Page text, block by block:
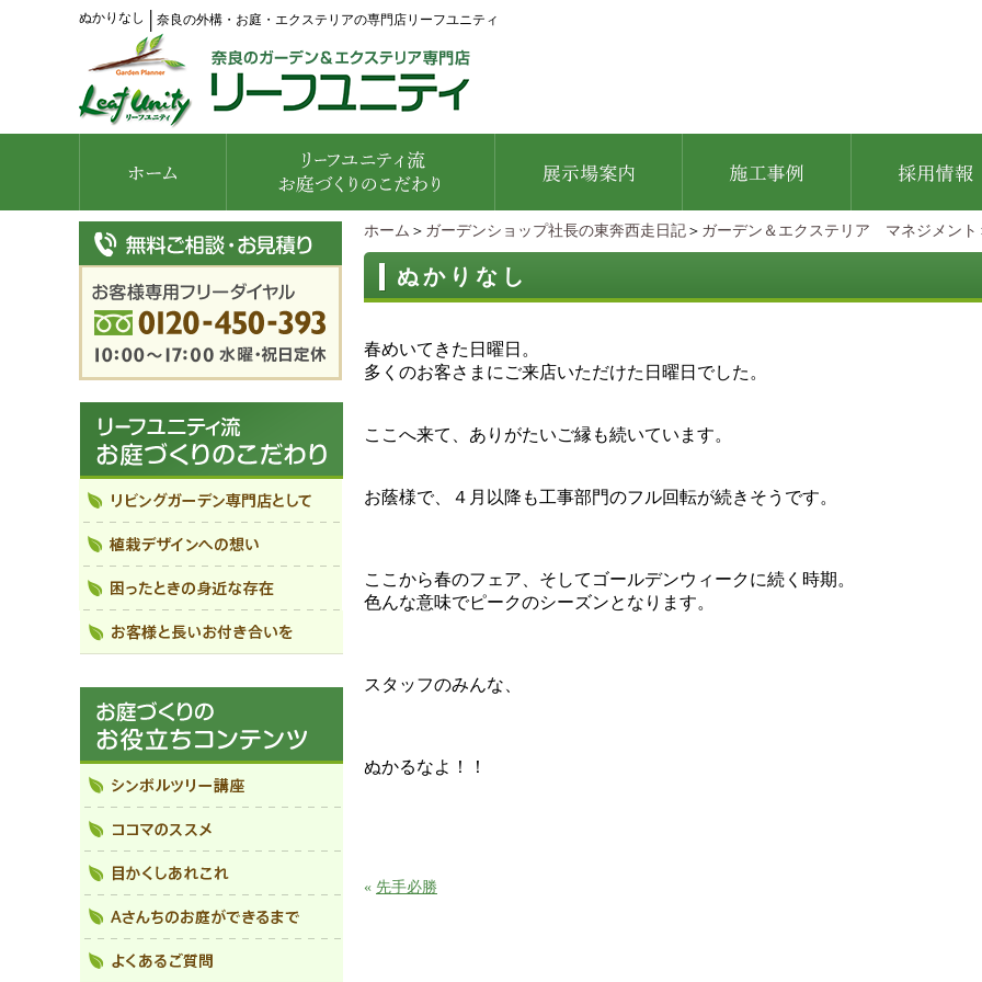
ぬかりなし 奈良の外構・お庭・エクステリアの専門店リーフユニティ
ホーム ＞ ガーデンショップ社長の東奔西走日記 ＞ ガーデン＆エクステリア マネジメント
ぬかりなし
春めいてきた日曜日。
多くのお客さまにご来店いただけた日曜日でした。
ここへ来て、ありがたいご縁も続いています。
お蔭様で、４月以降も工事部門のフル回転が続きそうです。
ここから春のフェア、そしてゴールデンウィークに続く時期。
色んな意味でピークのシーズンとなります。
スタッフのみんな、
ぬかるなよ！！
« 先手必勝